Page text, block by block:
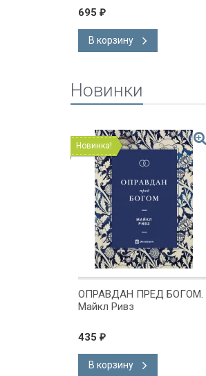
695 ₽
В корзину
Новинки
Новинка!
ОПРАВДАН ПРЕД БОГОМ.
Майкл Ривз
435 ₽
В корзину